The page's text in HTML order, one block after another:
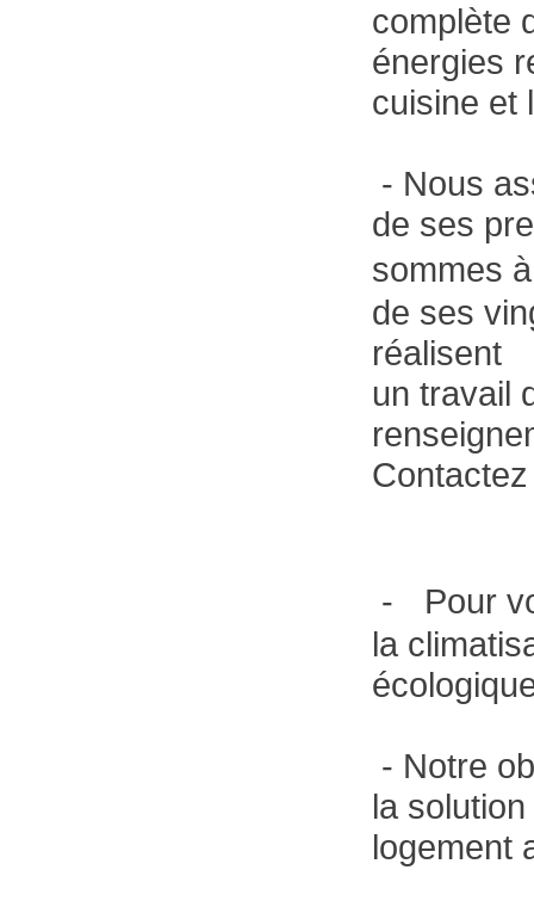
complète
énergies
cuisine et
- Nous
de ses
sommes
de ses
réalisent
un travail
- Pour
la
- Notre
la
logement